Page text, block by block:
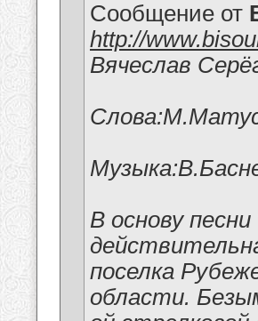
Сообщение от
http://
Вячеслав
В основу
поселка
области.